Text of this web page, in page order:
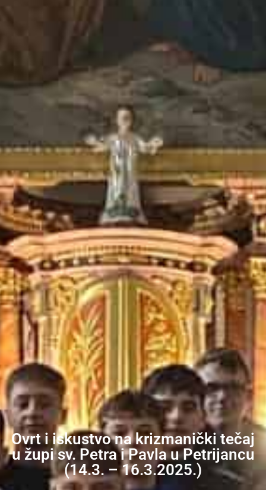
Ovrt i iskustvo na krizmanički tečaj
u župi sv. Petra i Pavla u Petrijancu
(14.3. – 16.3.2025.)